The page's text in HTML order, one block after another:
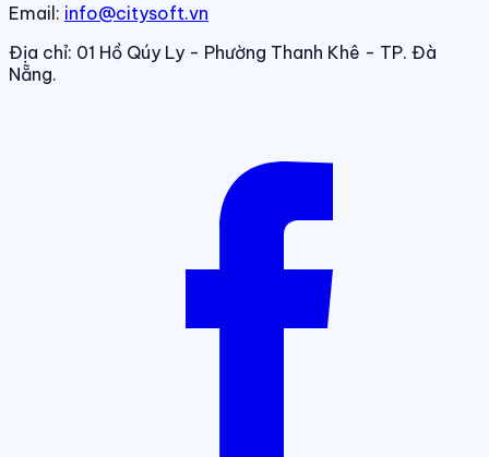
Email: info@citysoft.vn
Địa chỉ: 01 Hồ Qúy Ly - Phường Thanh Khê - TP. Đà
Nẵng.